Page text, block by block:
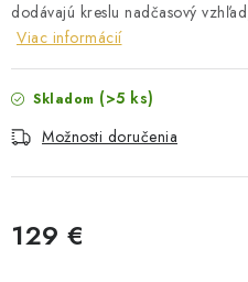
dodávajú kreslu nadčasový
Viac informácií
Skladom (>5 ks)
Možnosti doručenia
129 €